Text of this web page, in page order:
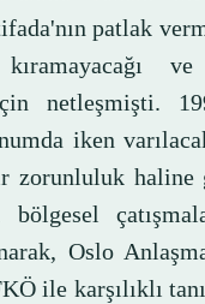
patlak
netleşmişti.
iken
zorunluluk haline
bölgesel
Oslo
ile karşılıklı